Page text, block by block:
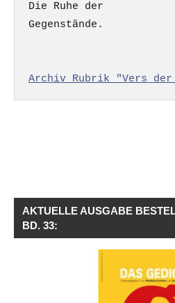
Die Ruhe der
Gegenstände.
Archiv Rubrik "Vers der
AKTUELLE AUSGABE
BD. 33: